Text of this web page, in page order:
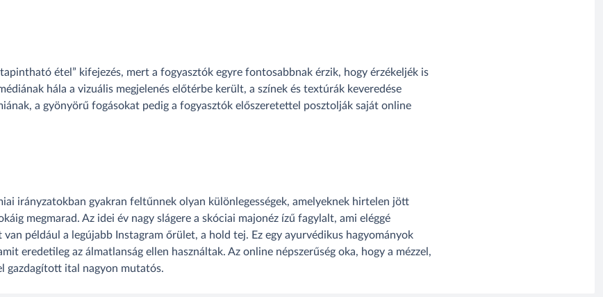
étel” kifejezés, mert a fogyasztók egyre fontosabbnak érzik, hogy érzékeljék is
hála a vizuális megjelenés előtérbe került, a színek és textúrák keveredése
a gyönyörű fogásokat pedig a fogyasztók előszeretettel posztolják saját online
irányzatokban gyakran feltűnnek olyan különlegességek, amelyeknek hirtelen jött
megmarad. Az idei év nagy slágere a skóciai majonéz ízű fagylalt, ami eléggé
például a legújabb Instagram őrület, a hold tej. Ez egy ayurvédikus hagyományok
eredetileg az álmatlanság ellen használtak. Az online népszerűség oka, hogy a mézzel,
gazdagított ital nagyon mutatós.